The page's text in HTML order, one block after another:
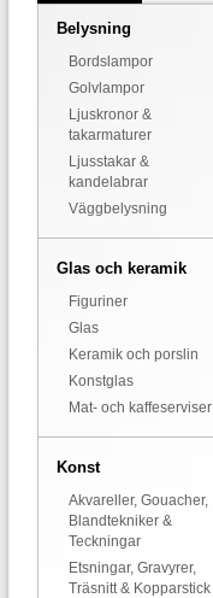
Belysning
Bordslampor
Golvlampor
Ljuskronor &
takarmaturer
Ljusstakar &
kandelabrar
Väggbelysning
Glas och keramik
Figuriner
Glas
Keramik och porslin
Konstglas
Mat- och kaffeserviser
Konst
Akvareller, Gouacher,
Blandtekniker &
Teckningar
Etsningar, Gravyrer,
Träsnitt & Kopparstick